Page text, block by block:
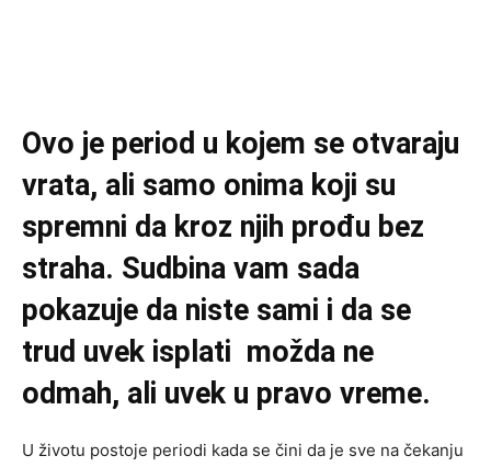
Ovo je period u kojem se otvaraju
vrata, ali samo onima koji su
spremni da kroz njih prođu bez
straha. Sudbina vam sada
pokazuje da niste sami i da se
trud uvek isplati možda ne
odmah, ali uvek u pravo vreme.
U životu postoje periodi kada se čini da je sve na čekanju